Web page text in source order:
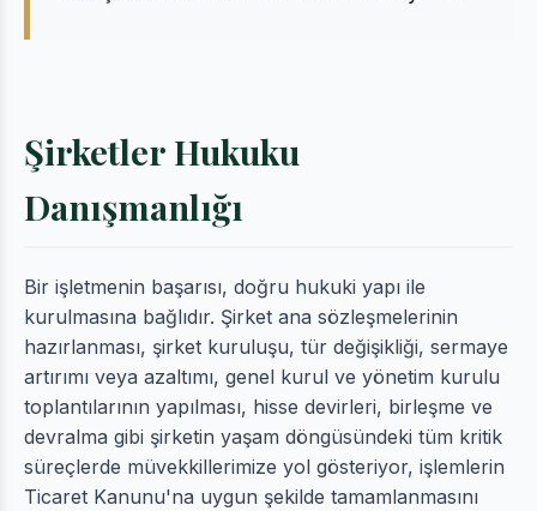
Şirketler Hukuku
Danışmanlığı
Bir işletmenin başarısı, doğru hukuki yapı ile
kurulmasına bağlıdır. Şirket ana sözleşmelerinin
hazırlanması, şirket kuruluşu, tür değişikliği, sermaye
artırımı veya azaltımı, genel kurul ve yönetim kurulu
toplantılarının yapılması, hisse devirleri, birleşme ve
devralma gibi şirketin yaşam döngüsündeki tüm kritik
süreçlerde müvekkillerimize yol gösteriyor, işlemlerin
Ticaret Kanunu'na uygun şekilde tamamlanmasını